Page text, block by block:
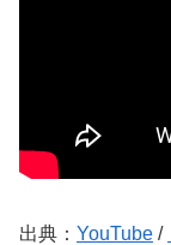
出典： YouTube /